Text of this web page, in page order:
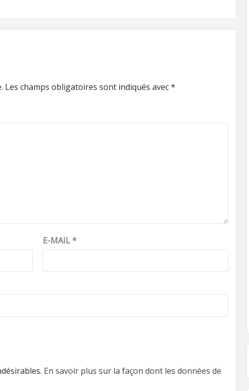
Les champs obligatoires sont indiqués avec*
E-MAIL*
En savoir plus sur la façon dont les données de